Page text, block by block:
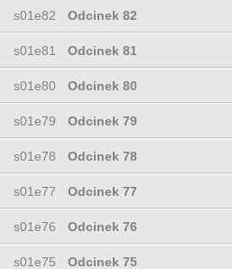
s01e82 Odcinek 82
s01e81 Odcinek 81
s01e80 Odcinek 80
s01e79 Odcinek 79
s01e78 Odcinek 78
s01e77 Odcinek 77
s01e76 Odcinek 76
s01e75 Odcinek 75